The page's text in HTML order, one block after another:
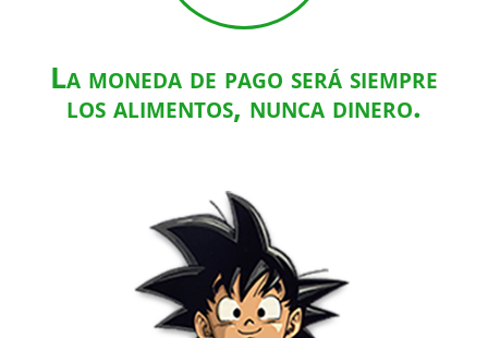
La moneda de pago será siempre
los alimentos, nunca dinero.